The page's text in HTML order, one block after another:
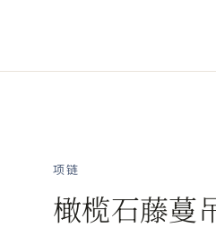
项链
橄榄石藤蔓